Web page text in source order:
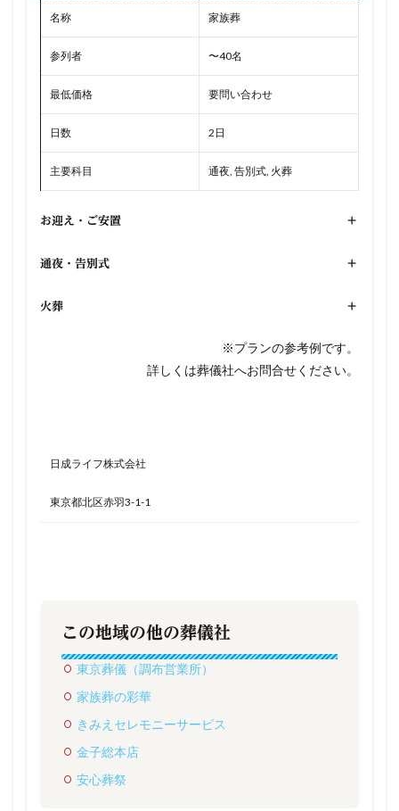
名称 家族葬
参列者 〜40名
最低価格 要問い合わせ
日数 2日
主要科目 通夜, 告別式, 火葬
お迎え・ご安置 +
通夜・告別式 +
火葬 +
※プランの参考例です。
詳しくは葬儀社へお問合せください。
日成ライフ株式会社
東京都北区赤羽3-1-1
この地域の他の葬儀社
東京葬儀（調布営業所）
家族葬の彩華
きみえセレモニーサービス
金子総本店
安心葬祭